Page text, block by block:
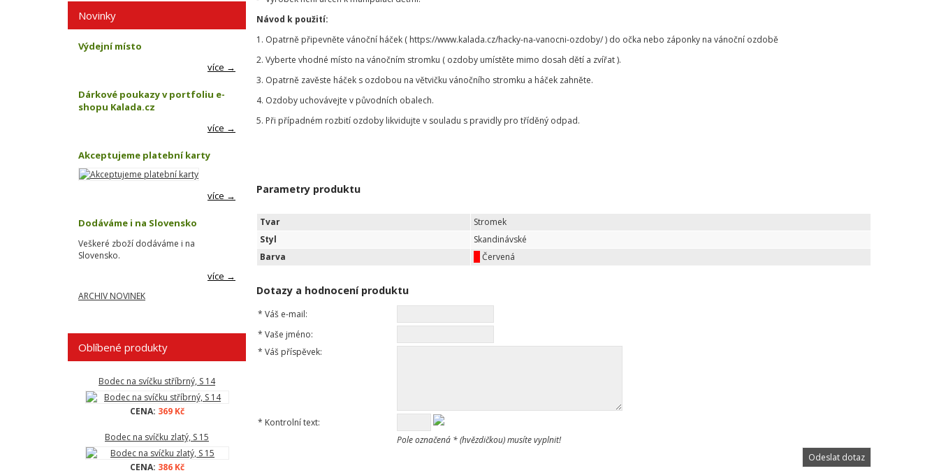
Novinky
Výdejní místo
více →
Dárkové poukazy v portfoliu e-
shopu Kalada.cz
více →
Akceptujeme platební karty
více →
Dodáváme i na Slovensko
Veškeré zboží dodáváme i na
Slovensko.
více →
ARCHIV NOVINEK
Oblíbené produkty
Bodec na svíčku stříbrný, S 14
CENA: 369 Kč
Bodec na svíčku zlatý, S 15
CENA: 386 Kč
Návod k použití:
1. Opatrně připevněte vánoční háček ( https://www.kalada.cz/hacky-na-vanocni-ozdoby/ ) do očka nebo záponky na vánoční ozdobě
2. Vyberte vhodné místo na vánočním stromku ( ozdoby umístěte mimo dosah dětí a zvířat ).
3. Opatrně zavěste háček s ozdobou na větvičku vánočního stromku a háček zahněte.
4. Ozdoby uchovávejte v původních obalech.
5. Při případném rozbití ozdoby likvidujte v souladu s pravidly pro tříděný odpad.
Parametry produktu
Tvar
Stromek
Styl
Skandinávské
Barva
Červená
Dotazy a hodnocení produktu
* Váš e-mail:
* Vaše jméno:
* Váš příspěvek:
* Kontrolní text:
Pole označená * (hvězdičkou) musíte vyplnit!